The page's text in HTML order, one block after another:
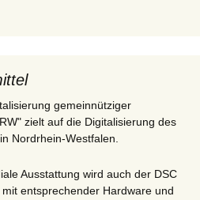
gemeinnütziger
zielt auf die Digitalisierung des
Nordrhein-Westfalen.
Ausstattung wird auch der DSC
entsprechender Hardware und